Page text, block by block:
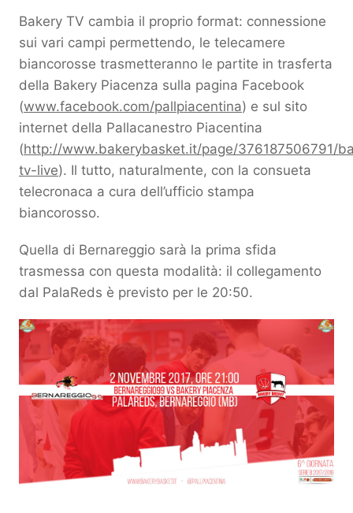
Bakery TV cambia il proprio format: connessione
sui vari campi permettendo, le telecamere
biancorosse trasmetteranno le partite in trasferta
della Bakery Piacenza sulla pagina Facebook
(www.facebook.com/pallpiacentina) e sul sito
internet della Pallacanestro Piacentina
(http://www.bakerybasket.it/page/376187506791/
tv-live). Il tutto, naturalmente, con la consueta
telecronaca a cura dell’ufficio stampa
biancorosso.
Quella di Bernareggio sarà la prima sfida
trasmessa con questa modalità: il collegamento
dal PalaReds è previsto per le 20:50.